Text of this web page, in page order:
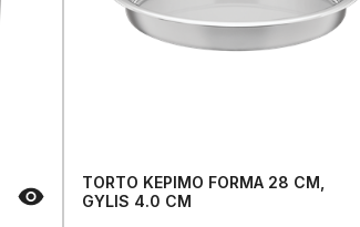
TORTO KEPIMO FORMA 28 CM,
GYLIS 4.0 CM